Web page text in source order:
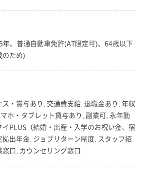
年、普通自動車免許(AT限定可)、64歳以下
のため)
・賞与あり, 交通費支給, 退職金あり, 年収
ホ・タブレット貸与あり, 副業可, 永年勤
PLUS（結婚・出産・入学のお祝い金、宿
出年金, ジョブリターン制度, スタッフ紹
口, カウンセリング窓口